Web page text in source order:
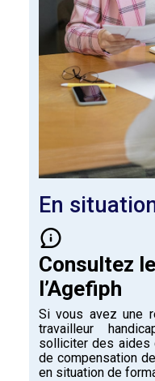
En
Consultez les aides de
l’Agefiph
Si vous avez une
travailleur
solliciter des aides
de compensation
en situation de